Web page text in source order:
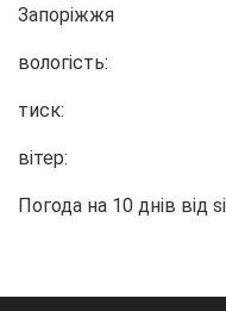
Запоріжжя
вологість:
тиск:
вітер:
Погода на 10 днів від